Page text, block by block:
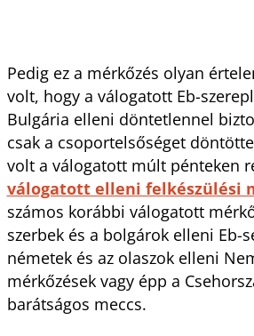
Pedig ez a mérkőzés olyan
volt, hogy a válogatott Eb-
Bulgária elleni döntetlennel
csak a csoportelsőséget
volt a válogatott múlt pénteken
válogatott elleni felkészülési
számos korábbi válogatott
szerbek és a bolgárok elleni Eb-
németek és az olaszok elleni
mérkőzések vagy épp a
barátságos meccs.